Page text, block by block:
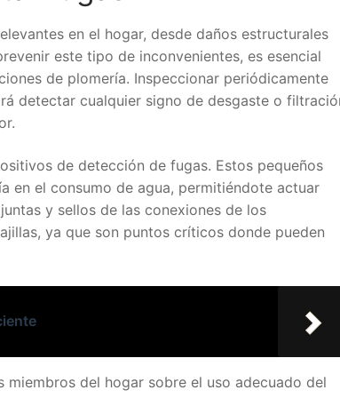
en el hogar, desde daños estructurales
este tipo de inconvenientes, es esencial
de plomería. Inspeccionar periódicamente
detectar cualquier signo de desgaste o
de detección de fugas. Estos pequeños
en el consumo de agua, permitiéndote actuar
y sellos de las conexiones de los
ya que son puntos críticos donde pueden
del hogar sobre el uso adecuado del